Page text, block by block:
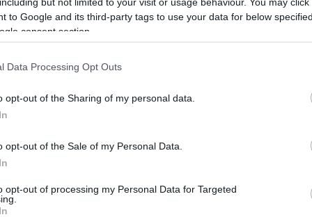
to Google and its third-party tags to use your data for below
consent section.
Data Processing Opt Outs
opt-out of the Sharing of my personal data.
opt-out of the Sale of my Personal Data.
opt-out of processing my Personal Data for Targeted
πως είναι μέλη της ομοσπονδιακής αστυνομίας,
θύματα εγκλήματος και τους έκαναν να μεταφέρουν
υπεξαιρούνταν».